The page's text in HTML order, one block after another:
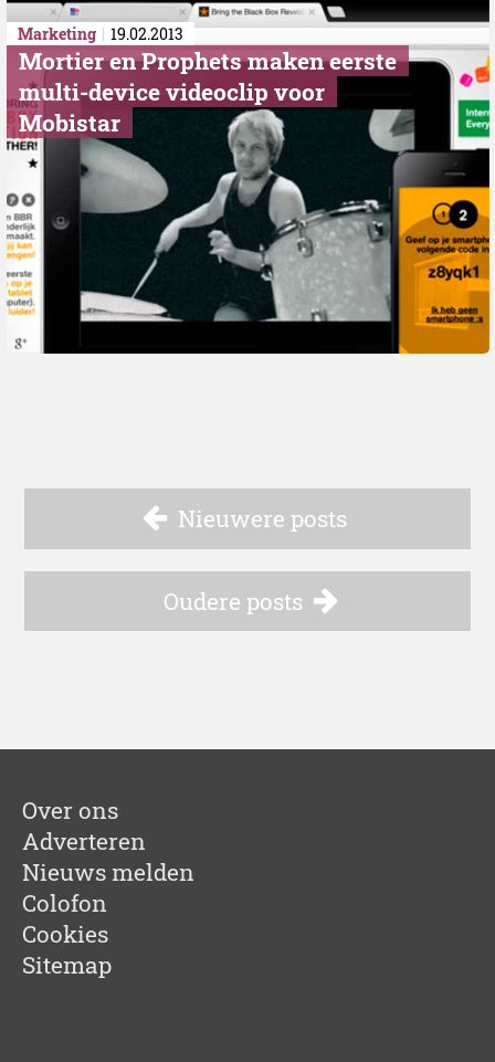
Marketing 19.02.2013
Mortier en Prophets maken eerste
multi-device videoclip voor
Mobistar
Nieuwere posts
Oudere posts
Over ons
Adverteren
Nieuws melden
Colofon
Cookies
Sitemap